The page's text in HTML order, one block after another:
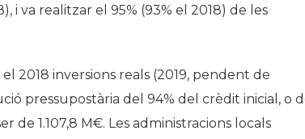
i va realitzar el 95% (93% el 2018) de les
2018 inversions reals (2019, pendent de
pressupostària del 94% del crèdit inicial, o
de 1.107,8 M€. Les administracions locals